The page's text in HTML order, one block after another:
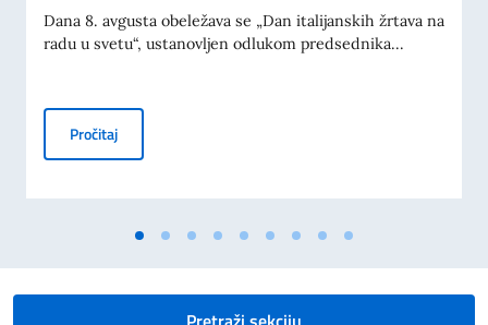
Dana 8. avgusta obeležava se „Dan italijanskih žrtava na
radu u svetu“, ustanovljen odlukom predsednika...
PročitajKOMEMORACIJA 70. GODIŠNJICE TRAGEDIJE U MESTU